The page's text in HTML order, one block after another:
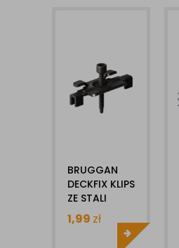
BRUGGAN
DECKFIX KLIPS
ZE STALI
NIERDZEWNEJ
1SZT
1,99 zł